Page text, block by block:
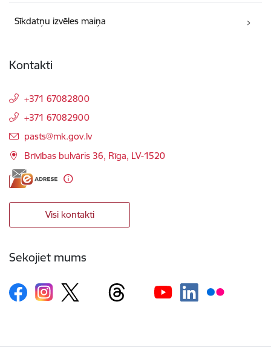
Sīkdatņu izvēles maiņa
Kontakti
+371 67082800
+371 67082900
E-pasts:
pasts@mk.gov.lv
Brīvības bulvāris 36, Rīga, LV-1520
Visi kontakti
Sekojiet mums